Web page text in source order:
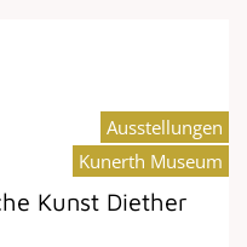
Kunst Diether
Ausstellungen
Kunerth Museum